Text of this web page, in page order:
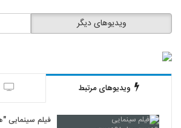
ویدیوهای دیگر
ویدیوهای مرتبط
فیلم سینمایی